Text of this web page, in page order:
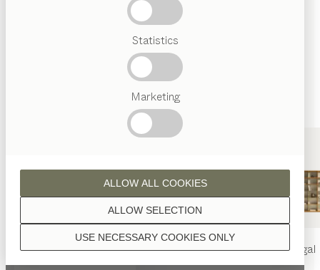
Statistics
Marketing
USE NECESSARY COOKIES ONLY
ALLOW SELECTION
ALLOW ALL COOKIES
Österreichisches
Handwerk
nyaTisch nyaStuhl filignoRegal
Nussbaum Wild
Eiche